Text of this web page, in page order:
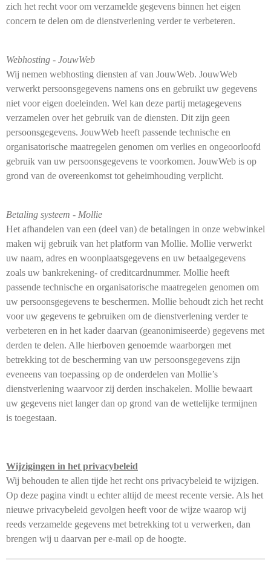
zich het recht voor om verzamelde gegevens binnen het eigen
concern te delen om de dienstverlening verder te verbeteren.
Webhosting - JouwWeb
Wij nemen webhosting diensten af van JouwWeb. JouwWeb
verwerkt persoonsgegevens namens ons en gebruikt uw gegevens
niet voor eigen doeleinden. Wel kan deze partij metagegevens
verzamelen over het gebruik van de diensten. Dit zijn geen
persoonsgegevens. JouwWeb heeft passende technische en
organisatorische maatregelen genomen om verlies en ongeoorloofd
gebruik van uw persoonsgegevens te voorkomen. JouwWeb is op
grond van de overeenkomst tot geheimhouding verplicht.
Betaling systeem - Mollie
Het afhandelen van een (deel van) de betalingen in onze webwinkel
maken wij gebruik van het platform van Mollie. Mollie verwerkt
uw naam, adres en woonplaatsgegevens en uw betaalgegevens
zoals uw bankrekening- of creditcardnummer. Mollie heeft
passende technische en organisatorische maatregelen genomen om
uw persoonsgegevens te beschermen. Mollie behoudt zich het recht
voor uw gegevens te gebruiken om de dienstverlening verder te
verbeteren en in het kader daarvan (geanonimiseerde) gegevens met
derden te delen. Alle hierboven genoemde waarborgen met
betrekking tot de bescherming van uw persoonsgegevens zijn
eveneens van toepassing op de onderdelen van Mollie’s
dienstverlening waarvoor zij derden inschakelen. Mollie bewaart
uw gegevens niet langer dan op grond van de wettelijke termijnen
is toegestaan.
Wijzigingen in het privacybeleid
Wij behouden te allen tijde het recht ons privacybeleid te wijzigen.
Op deze pagina vindt u echter altijd de meest recente versie. Als het
nieuwe privacybeleid gevolgen heeft voor de wijze waarop wij
reeds verzamelde gegevens met betrekking tot u verwerken, dan
brengen wij u daarvan per e-mail op de hoogte.